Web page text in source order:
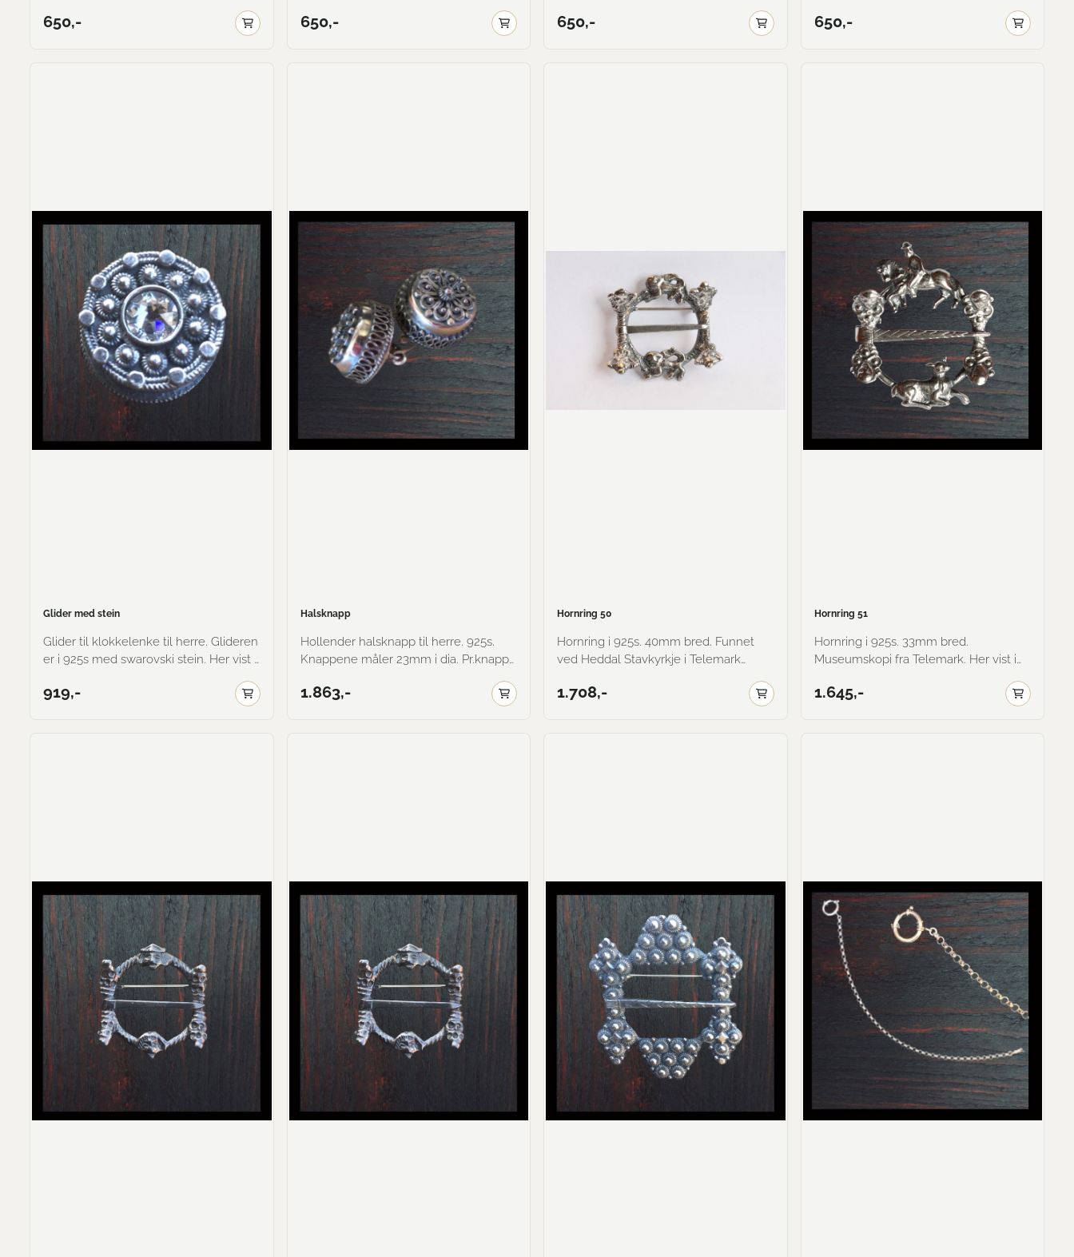
650,- 650,- 650,- 650,-
Glider med stein
Glider til klokkelenke til herre. Glideren
er i 925s med swarovski stein. Her vist i
919,-
Halsknapp
Hollender halsknapp til herre. 925s.
Knappene måler 23mm i dia. Pr.knapp
1.863,-
Hornring 50
Hornring i 925s. 40mm bred. Funnet
ved Heddal Stavkyrkje i Telemark
1.708,-
Hornring 51
Hornring i 925s. 33mm bred.
Museumskopi fra Telemark. Her vist i
1.645,-